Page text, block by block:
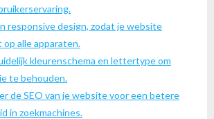
responsive design, zodat je website
alle apparaten.
kleurenschema en lettertype om
te behouden.
de SEO van je website voor een betere
in zoekmachines.